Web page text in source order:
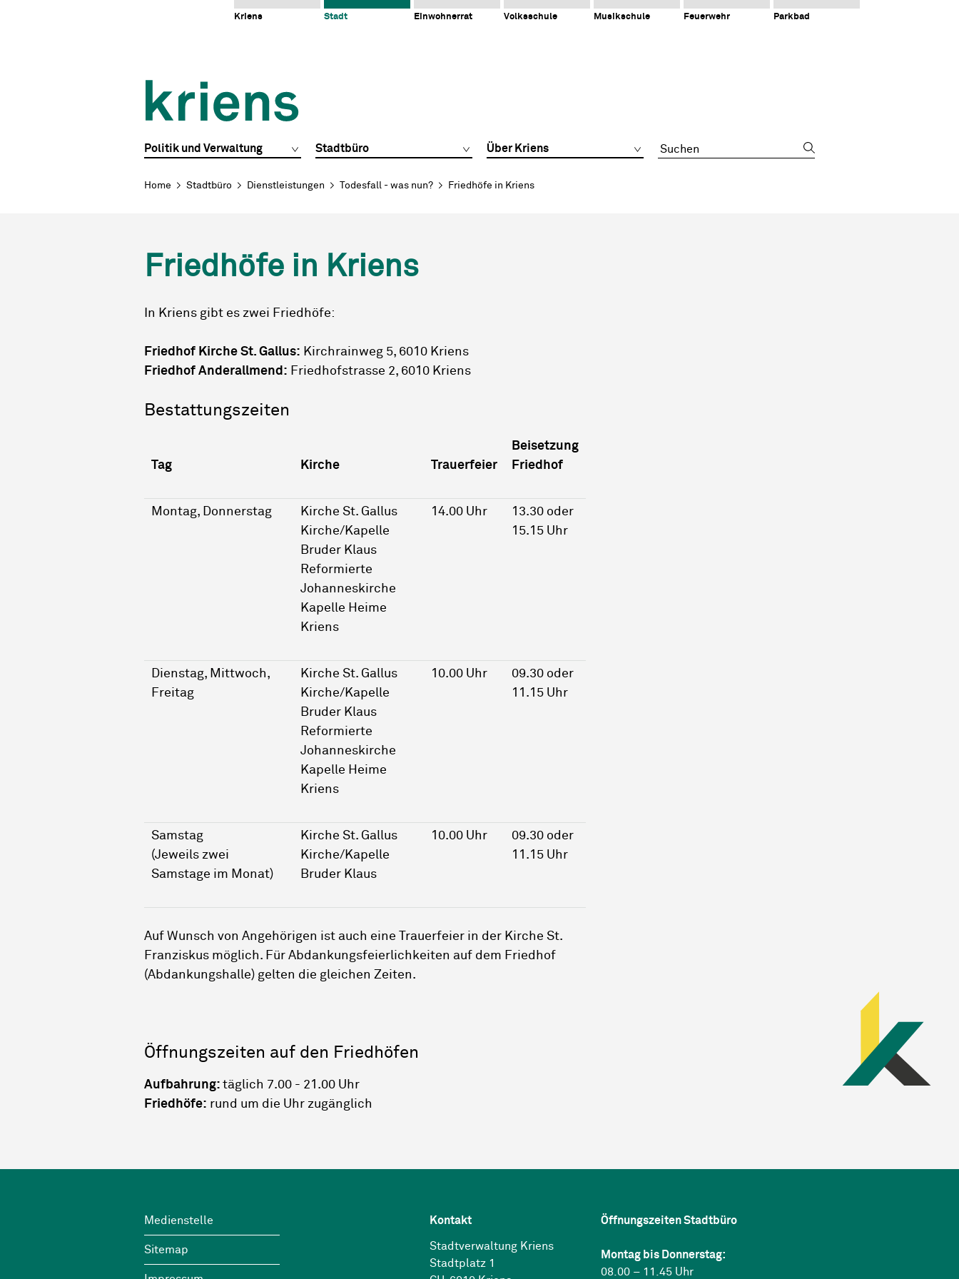
Navigieren in Kriens
Kriens Stadt Einwohnerrat Volksschule Musikschule Feuerwehr Parkbad
Hauptnavigation
Politik und Verwaltung Stadtbüro Über Kriens Suchbegriff
Breadcrumb
Home Stadtbüro Dienstleistungen Todesfall - was nun? Friedhöfe in Kriens
Friedhöfe in Kriens
In Kriens gibt es zwei Friedhöfe:
Friedhof Kirche St. Gallus: Kirchrainweg 5, 6010 Kriens
Friedhof Anderallmend: Friedhofstrasse 2, 6010 Kriens
Bestattungszeiten
Tag Kirche Trauerfeier
Beisetzung
Friedhof
Montag, Donnerstag
Kirche St. Gallus
Kirche/Kapelle
Bruder Klaus
Reformierte
Johanneskirche
Kapelle Heime
Kriens
14.00 Uhr
13.30 oder
15.15 Uhr
Dienstag, Mittwoch,
Freitag
Kirche St. Gallus
Kirche/Kapelle
Bruder Klaus
Reformierte
Johanneskirche
Kapelle Heime
Kriens
10.00 Uhr
09.30 oder
11.15 Uhr
Samstag
(Jeweils zwei
Samstage im Monat)
Kirche St. Gallus
Kirche/Kapelle
Bruder Klaus
10.00 Uhr
09.30 oder
11.15 Uhr
Auf Wunsch von Angehörigen ist auch eine Trauerfeier in der Kirche St.
Franziskus möglich. Für Abdankungsfeierlichkeiten auf dem Friedhof
(Abdankungshalle) gelten die gleichen Zeiten.
Öffnungszeiten auf den Friedhöfen
Aufbahrung: täglich 7.00 - 21.00 Uhr
Friedhöfe: rund um die Uhr zugänglich
Wichtige Links
Medienstelle
Sitemap
Kontakt
Stadtverwaltung Kriens
Stadtplatz 1
Öffnungszeiten Stadtbüro
Montag bis Donnerstag:
08.00 – 11.45 Uhr